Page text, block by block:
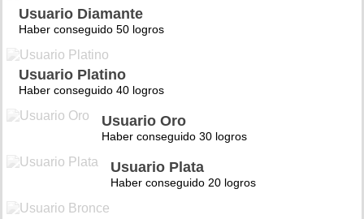
Usuario Diamante
Haber conseguido 50 logros
Usuario Platino
Haber conseguido 40 logros
Usuario Oro
Haber conseguido 30 logros
Usuario Plata
Haber conseguido 20 logros